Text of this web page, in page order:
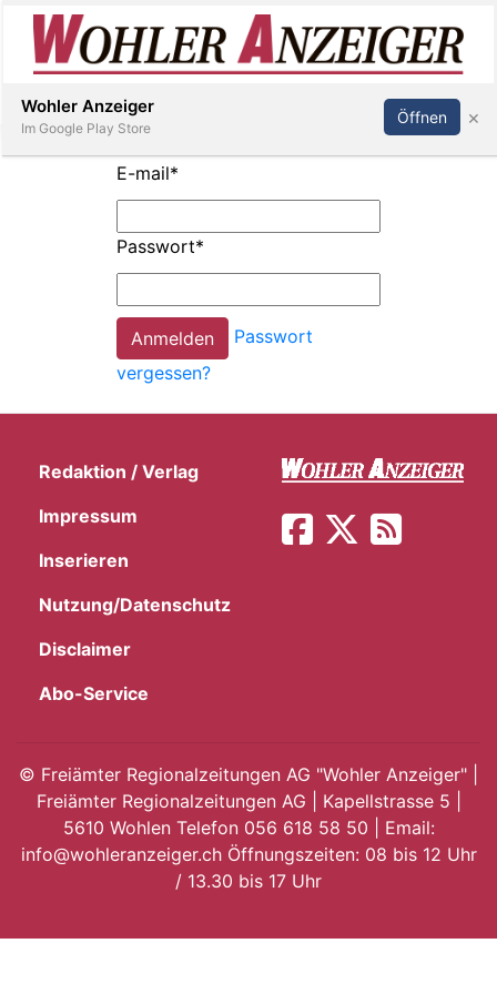
E-
App
Inserieren Abonnieren Anmelden
E-mail*
Passwort*
Passwort
vergessen?
Redaktion / Verlag
Impressum
Inserieren
Nutzung/Datenschutz
Disclaimer
Abo-Service
© Freiämter Regionalzeitungen AG "Wohler Anzeiger" |
Freiämter Regionalzeitungen AG | Kapellstrasse 5 |
5610 Wohlen Telefon 056 618 58 50 | Email:
info@wohleranzeiger.ch Öffnungszeiten: 08 bis 12 Uhr
/ 13.30 bis 17 Uhr
Wohler Anzeiger
Im Google Play Store
Öffnen ×